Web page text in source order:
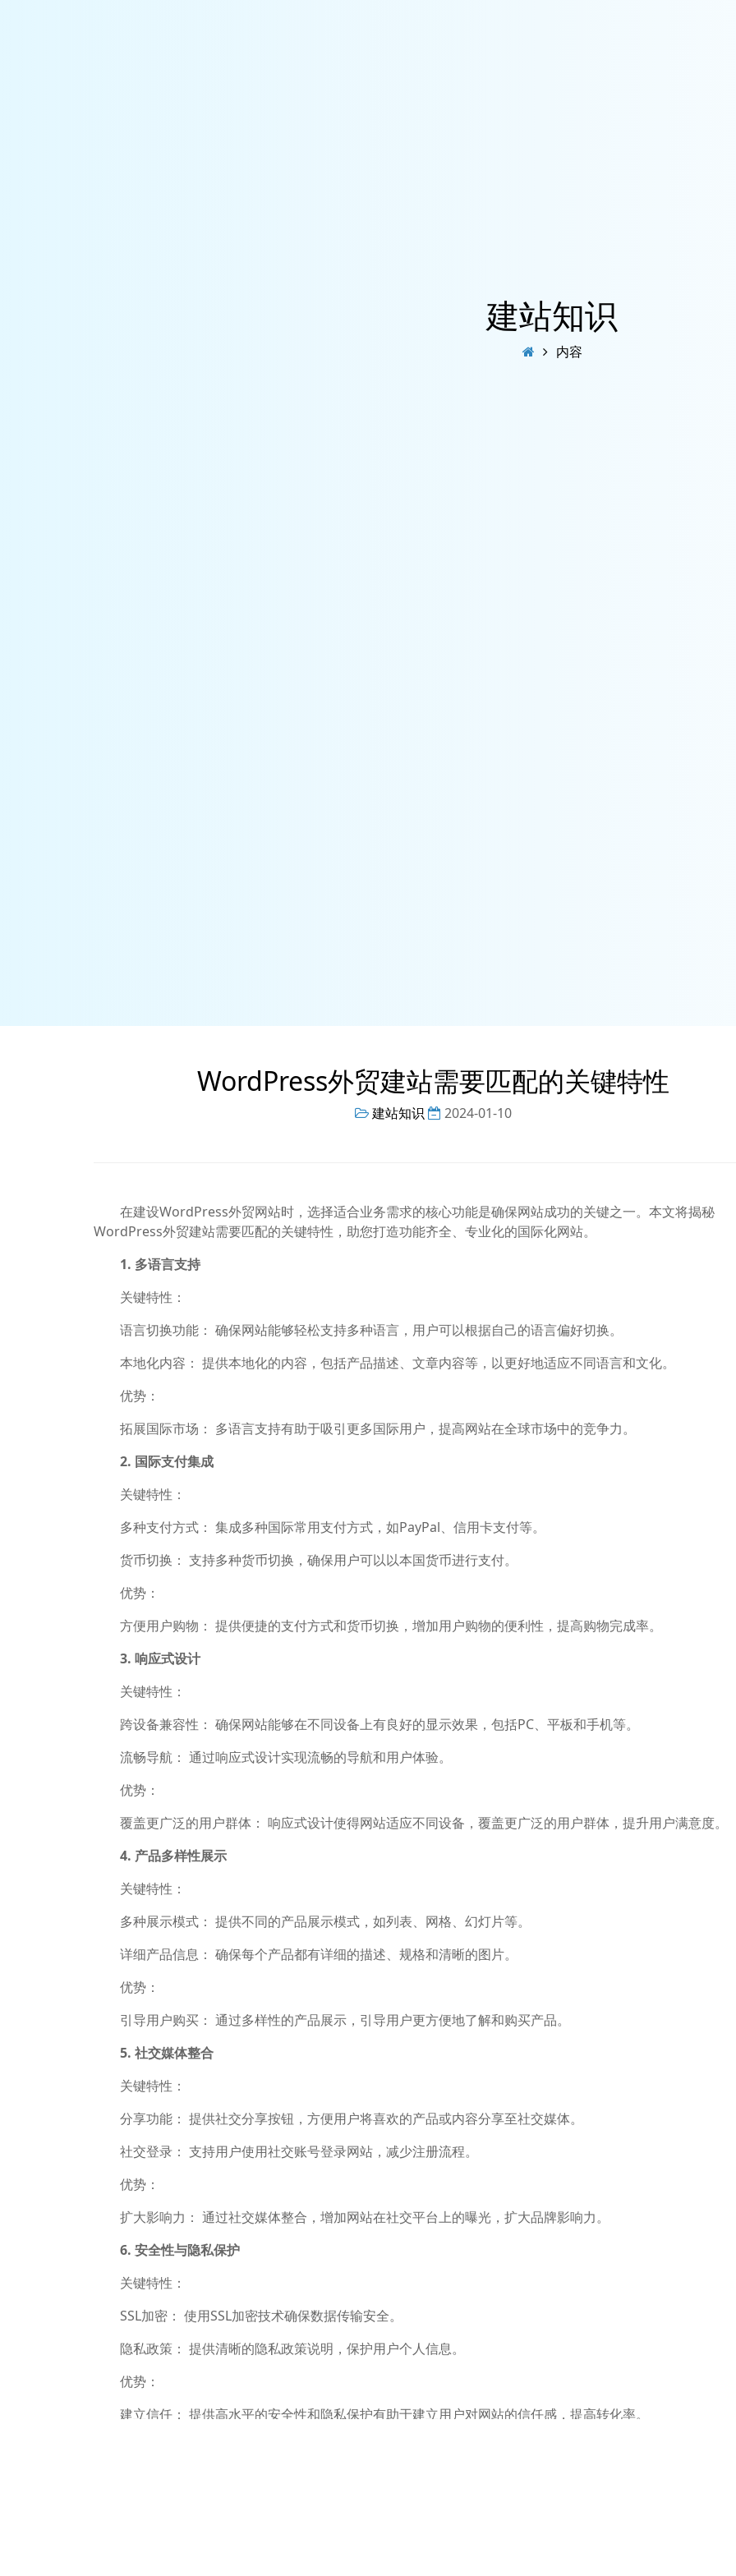
建站知识
内容
WordPress外贸建站需要匹配的关键特性
建站知识 2024-01-10
在建设WordPress外贸网站时，选择适合业务需求的核心功能是确保网站成功的关键之一。本文将揭秘
WordPress外贸建站需要匹配的关键特性，助您打造功能齐全、专业化的国际化网站。
1. 多语言支持
关键特性：
语言切换功能： 确保网站能够轻松支持多种语言，用户可以根据自己的语言偏好切换。
本地化内容： 提供本地化的内容，包括产品描述、文章内容等，以更好地适应不同语言和文化。
优势：
拓展国际市场： 多语言支持有助于吸引更多国际用户，提高网站在全球市场中的竞争力。
2. 国际支付集成
关键特性：
多种支付方式： 集成多种国际常用支付方式，如PayPal、信用卡支付等。
货币切换： 支持多种货币切换，确保用户可以以本国货币进行支付。
优势：
方便用户购物： 提供便捷的支付方式和货币切换，增加用户购物的便利性，提高购物完成率。
3. 响应式设计
关键特性：
跨设备兼容性： 确保网站能够在不同设备上有良好的显示效果，包括PC、平板和手机等。
流畅导航： 通过响应式设计实现流畅的导航和用户体验。
优势：
覆盖更广泛的用户群体： 响应式设计使得网站适应不同设备，覆盖更广泛的用户群体，提升用户满意度。
4. 产品多样性展示
关键特性：
多种展示模式： 提供不同的产品展示模式，如列表、网格、幻灯片等。
详细产品信息： 确保每个产品都有详细的描述、规格和清晰的图片。
优势：
引导用户购买： 通过多样性的产品展示，引导用户更方便地了解和购买产品。
5. 社交媒体整合
关键特性：
分享功能： 提供社交分享按钮，方便用户将喜欢的产品或内容分享至社交媒体。
社交登录： 支持用户使用社交账号登录网站，减少注册流程。
优势：
扩大影响力： 通过社交媒体整合，增加网站在社交平台上的曝光，扩大品牌影响力。
6. 安全性与隐私保护
关键特性：
SSL加密： 使用SSL加密技术确保数据传输安全。
隐私政策： 提供清晰的隐私政策说明，保护用户个人信息。
优势：
建立信任： 提供高水平的安全性和隐私保护有助于建立用户对网站的信任感，提高转化率。